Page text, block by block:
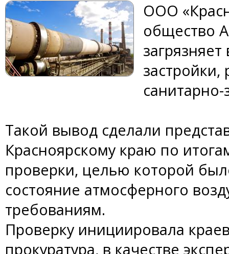
ООО
общество
Такой вывод сделали
Красноярскому краю по
проверки, целью которой
состояние атмосферного
требованиям.
Проверку инициировала
прокуратура, в качестве